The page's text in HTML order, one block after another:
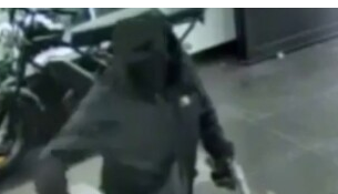
l'article "Deux mineurs
Van Damme: “From Ivo to